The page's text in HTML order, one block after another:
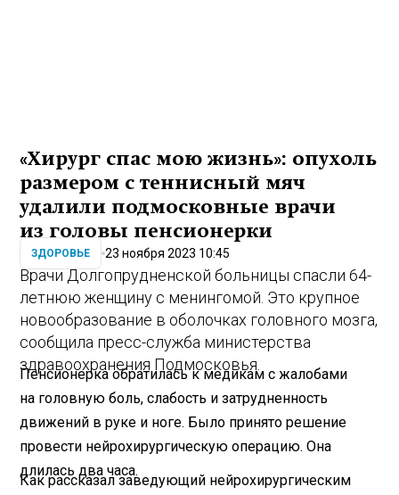
«Хирург спас мою жизнь»: опухоль
размером с теннисный мяч
удалили подмосковные врачи
из головы пенсионерки
ЗДОРОВЬЕ 23 ноября 2023 10:45
Врачи Долгопрудненской больницы спасли 64-
летнюю женщину с менингомой. Это крупное
новообразование в оболочках головного мозга,
сообщила пресс-служба министерства
здравоохранения Подмосковья.
Пенсионерка обратилась к медикам с жалобами
на головную боль, слабость и затрудненность
движений в руке и ноге. Было принято решение
провести нейрохирургическую операцию. Она
длилась два часа.
Как рассказал заведующий нейрохирургическим